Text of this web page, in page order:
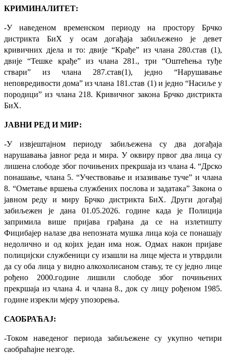
КРИМИНАЛИТЕТ:
-У наведеном временском периоду на простору Брчко
дистрикта БиХ у осам догађаја забиљежено је девет
кривичних дјела и то: двије “Крађе” из члана 280.став (1),
двије “Тешке крађе” из члана 281., три “Оштећења туђе
ствари” из члана 287.став(1), једно “Нарушавање
неповредивости дома” из члана 181.став (1) и једно “Насиље у
породици” из члана 218. Кривичног закона Брчко дистрикта
БиХ.
ЈАВНИ РЕД И МИР:
-У извјештајном периоду забиљежена су два догађаја
нарушавања јавног реда и мира. У оквиру првог два лица су
лишена слободе због почињених прекршаја из члана 4. “Дрско
понашање, члана 5. “Учествовање и изазивање туче” и члана
8. “Ометање вршења службених послова и задатака” Закона о
јавном реду и миру Брчко дистрикта БиХ. Други догађај
забиљежен је дана 01.05.2026. године када је Полиција
запримила више пријава грађана да се на излетишту
Фицибајер налазе два непозната мушка лица која се понашају
недолично и од којих један има нож. Одмах након пријаве
полицијски службеници су изашли на лице мјеста и утврдили
да су оба лица у видно алкохолисаном стању, те су једно лице
рођено 2000.године лишили слободе због почињених
прекршаја из члана 4. и члана 8., док су лицу рођеном 1985.
године изрекли мјеру упозорења.
САОБРАЋАЈ:
-Током наведеног периода забиљежене су укупно четири
саобраћајне незгоде.